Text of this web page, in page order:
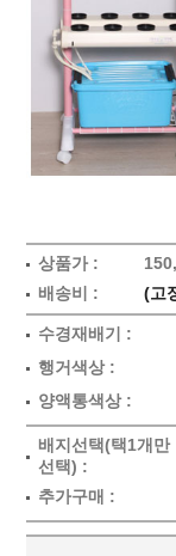
상품가 :
배송비 : (고
수경재배기 :
행거색상 :
양액통색상 :
배지선택(택1개만
선택) :
추가구매 :